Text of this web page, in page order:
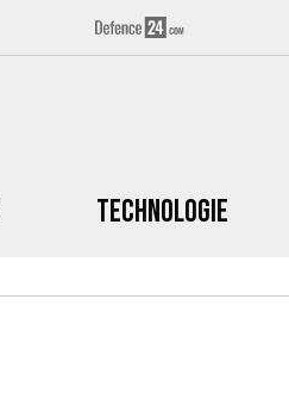
Technologie